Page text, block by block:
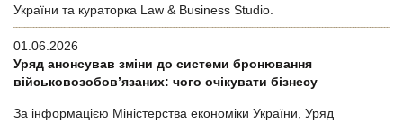
України та кураторка Law & Business Studio.
01.06.2026
Уряд анонсував зміни до системи бронювання
військовозобов’язаних: чого очікувати бізнесу
За інформацією Міністерства економіки України, Уряд